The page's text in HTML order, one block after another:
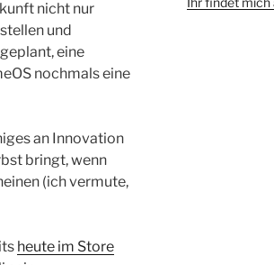
nicht nur
und
eine
nochmals eine
an Innovation
bringt, wenn
(ich vermute,
heute im Store